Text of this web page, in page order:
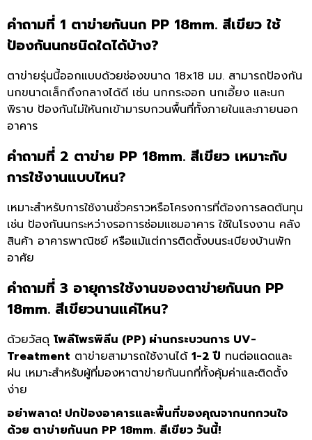
คำถามที่ 1 ตาข่ายกันนก PP 18mm. สีเขียว ใช้
ป้องกันนกชนิดใดได้บ้าง?
ตาข่ายรุ่นนี้ออกแบบด้วยช่องขนาด 18x18 มม. สามารถป้องกัน
นกขนาดเล็กถึงกลางได้ดี เช่น นกกระจอก นกเอี้ยง และนก
พิราบ ป้องกันไม่ให้นกเข้ามารบกวนพื้นที่ทั้งภายในและภายนอก
อาคาร
คำถามที่ 2 ตาข่าย PP 18mm. สีเขียว เหมาะกับ
การใช้งานแบบไหน?
เหมาะสำหรับการใช้งานชั่วคราวหรือโครงการที่ต้องการลดต้นทุน
เช่น ป้องกันนกระหว่างรอการซ่อมแซมอาคาร ใช้ในโรงงาน คลัง
สินค้า อาคารพาณิชย์ หรือแม้แต่การติดตั้งบนระเบียงบ้านพัก
อาศัย
คำถามที่ 3 อายุการใช้งานของตาข่ายกันนก PP
18mm. สีเขียวนานแค่ไหน?
ด้วยวัสดุ โพลีโพรพิลีน (PP) ผ่านกระบวนการ UV-
Treatment ตาข่ายสามารถใช้งานได้ 1-2 ปี ทนต่อแดดและ
ฝน เหมาะสำหรับผู้ที่มองหาตาข่ายกันนกที่ทั้งคุ้มค่าและติดตั้ง
ง่าย
อย่าพลาด! ปกป้องอาคารและพื้นที่ของคุณจากนกกวนใจ
ด้วย ตาข่ายกันนก PP 18mm. สีเขียว วันนี้!